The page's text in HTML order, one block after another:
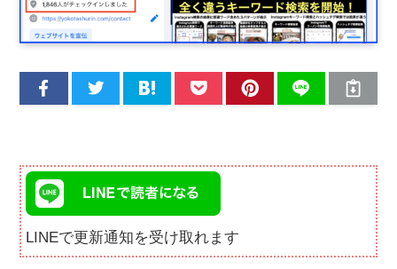
LINEで更新通知を受け取れます